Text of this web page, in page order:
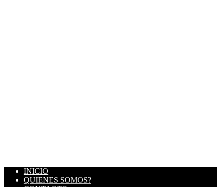
INICIO
QUIENES SOMOS?